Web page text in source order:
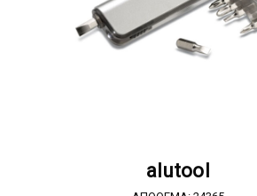
ΖΗΤΗΣΤΕ ΠΡΟΣΦΟΡΑ
alutool